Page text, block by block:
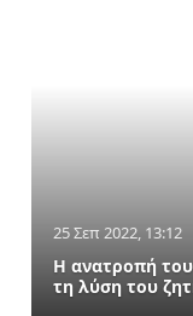
25 Σεπ 2022, 13:12
Η ανατροπή
τη λύση του